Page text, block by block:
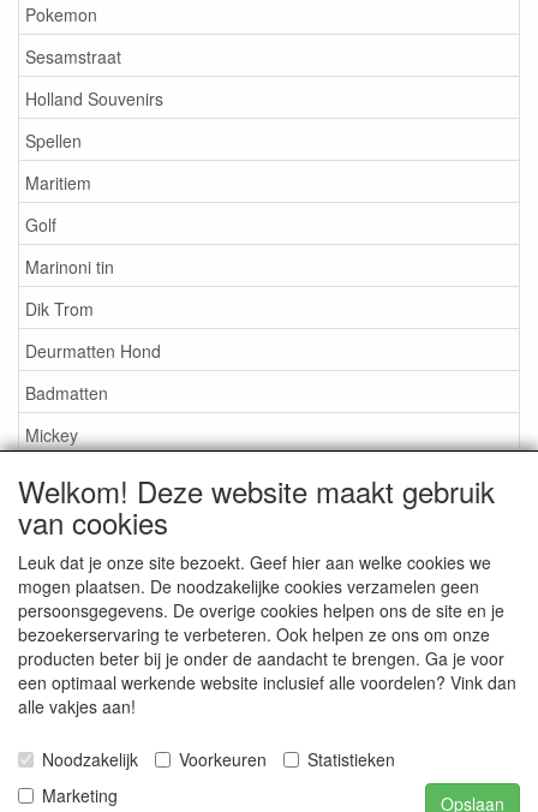
Pokemon
Sesamstraat
Holland Souvenirs
Spellen
Maritiem
Golf
Marinoni tin
Dik Trom
Deurmatten Hond
Badmatten
Mickey
Nijntje
Snoopy
Overige artikelen
Service
Algemene leveringsvoorwaarden
Ideal
Privacy statement
Welkom! Deze website maakt gebruik
van cookies
Leuk dat je onze site bezoekt. Geef hier aan welke cookies we
mogen plaatsen. De noodzakelijke cookies verzamelen geen
persoonsgegevens. De overige cookies helpen ons de site en je
bezoekerservaring te verbeteren. Ook helpen ze ons om onze
producten beter bij je onder de aandacht te brengen. Ga je voor
een optimaal werkende website inclusief alle voordelen? Vink dan
alle vakjes aan!
Noodzakelijk Voorkeuren
Statistieken
Marketing
Opslaan